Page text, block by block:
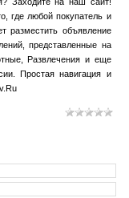
где любой покупатель и
разместить объявление
представленные на
Развлечения и еще
Простая навигация и